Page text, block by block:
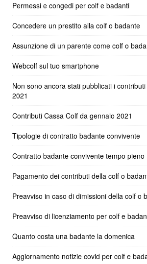
Permessi e congedi per colf e badanti
Concedere un prestito alla colf o badante
Assunzione di un parente come colf o
Webcolf sul tuo smartphone
Non sono ancora stati pubblicati i
2021
Contributi Cassa Colf da gennaio 2021
Tipologie di contratto badante convivente
Contratto badante convivente tempo pieno
Pagamento dei contributi della colf o
Preavviso in caso di dimissioni della colf o
Preavviso di licenziamento per colf e
Quanto costa una badante la domenica
Aggiornamento notizie covid per colf e